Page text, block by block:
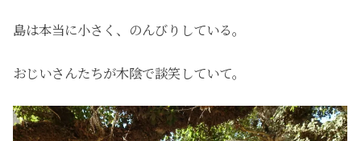
島は本当に小さく、のんびりしている。
おじいさんたちが木陰で談笑していて。